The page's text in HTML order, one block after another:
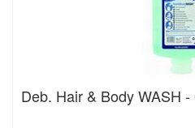
Deb. Hair & Body WASH -